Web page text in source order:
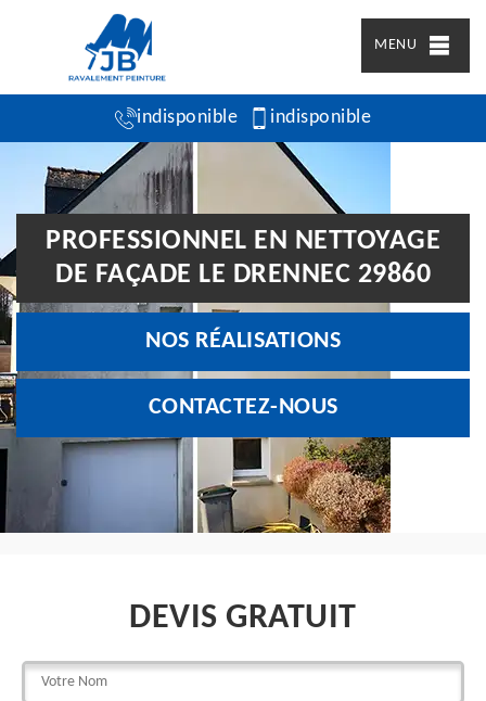
MENU
indisponible indisponible
PROFESSIONNEL EN NETTOYAGE
DE FAÇADE LE DRENNEC 29860
NOS RÉALISATIONS
CONTACTEZ-NOUS
DEVIS GRATUIT